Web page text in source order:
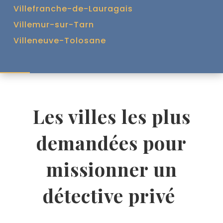
Villefranche-de-Lauragais
Villemur-sur-Tarn
Villeneuve-Tolosane
Les villes les plus
demandées pour
missionner un
détective privé